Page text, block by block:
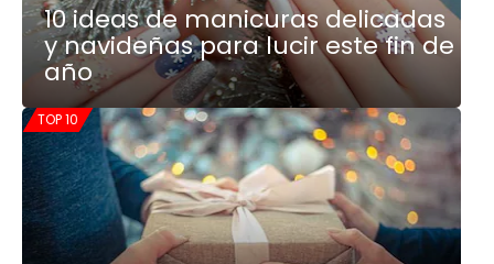
10 ideas de manicuras delicadas
y navideñas para lucir este fin de
año
TOP 10